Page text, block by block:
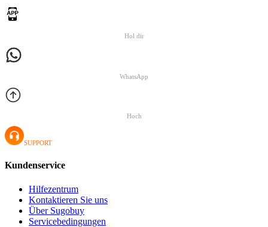
Hol dir
WhatsApp
Hoch
SUPPORT
Kundenservice
Hilfezentrum
Kontaktieren Sie uns
Über Sugobuy
Servicebedingungen